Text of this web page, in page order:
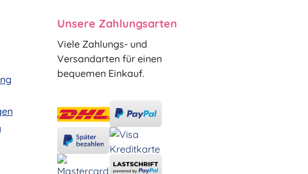
Unsere Zahlungsarten
Viele Zahlungs- und
Versandarten für einen
bequemen Einkauf.